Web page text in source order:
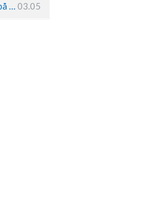
Remco Evenepoel dropper Touren – satser på OL og Vueltaen 03.05